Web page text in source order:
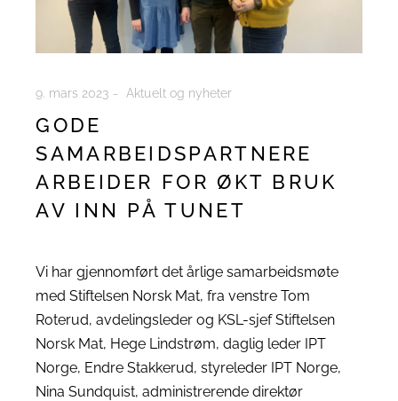
9. mars 2023 Aktuelt og nyheter
GODE
SAMARBEIDSPARTNERE
ARBEIDER FOR ØKT BRUK
AV INN PÅ TUNET
Vi har gjennomført det årlige samarbeidsmøte
med Stiftelsen Norsk Mat, fra venstre Tom
Roterud, avdelingsleder og KSL-sjef Stiftelsen
Norsk Mat, Hege Lindstrøm, daglig leder IPT
Norge, Endre Stakkerud, styreleder IPT Norge,
Nina Sundquist, administrerende direktør